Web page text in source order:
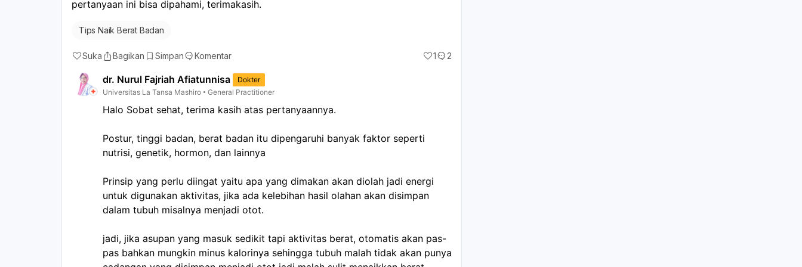
masalah kesehatan tertentu.
pertanyaan ini bisa dipahami, terimakasih.
Tips Naik Berat Badan
Suka Bagikan Simpan Komentar 1 2
dr. Nurul Fajriah Afiatunnisa
Dokter
Universitas La Tansa Mashiro
General Practitioner
Halo Sobat sehat, terima kasih atas pertanyaannya.
Postur, tinggi badan, berat badan itu dipengaruhi banyak faktor seperti
nutrisi, genetik, hormon, dan lainnya
Prinsip yang perlu diingat yaitu apa yang dimakan akan diolah jadi energi
untuk digunakan aktivitas, jika ada kelebihan hasil olahan akan disimpan
dalam tubuh misalnya menjadi otot.
jadi, jika asupan yang masuk sedikit tapi aktivitas berat, otomatis akan pas-
pas bahkan mungkin minus kalorinya sehingga tubuh malah tidak akan punya